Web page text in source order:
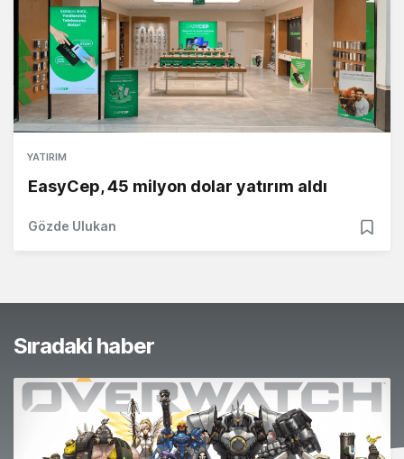
YATIRIM
EasyCep, 45 milyon dolar yatırım aldı
Gözde Ulukan
Sıradaki haber